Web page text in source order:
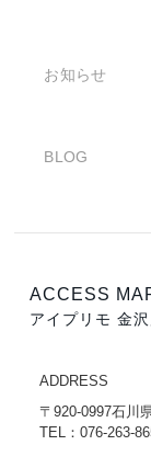
お知らせ
BLOG
ACCESS
アイプリモ 金
ADDRESS
〒920-0997石川
TEL：076-263-